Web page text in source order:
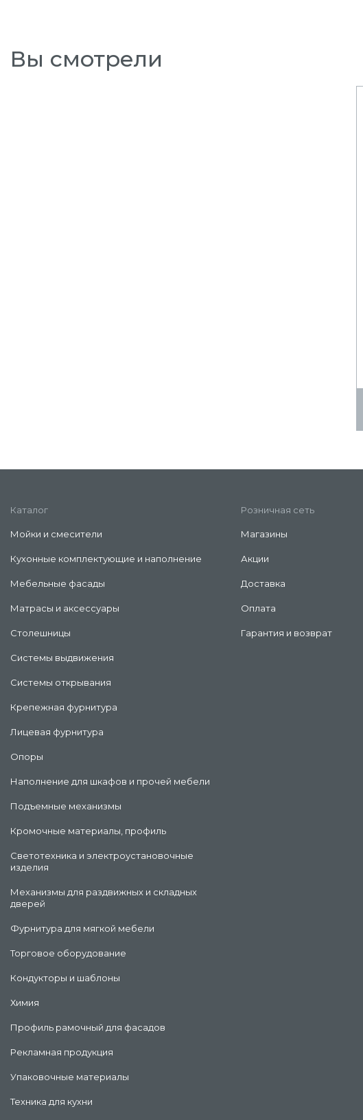
Вы смотрели
Каталог
Мойки и смесители
Кухонные комплектующие и наполнение
Мебельные фасады
Матрасы и аксессуары
Столешницы
Системы выдвижения
Системы открывания
Крепежная фурнитура
Лицевая фурнитура
Опоры
Наполнение для шкафов и прочей мебели
Подъемные механизмы
Кромочные материалы, профиль
Светотехника и электроустановочные
изделия
Механизмы для раздвижных и складных
дверей
Фурнитура для мягкой мебели
Торговое оборудование
Кондукторы и шаблоны
Химия
Профиль рамочный для фасадов
Рекламная продукция
Упаковочные материалы
Техника для кухни
Розничная сеть
Магазины
Акции
Доставка
Оплата
Гарантия и возврат